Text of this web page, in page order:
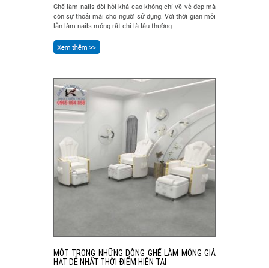
Ghế làm nails đòi hỏi khá cao không chỉ về vẻ đẹp mà
còn sự thoải mái cho người sử dụng. Với thời gian mỗi
lẫn làm nails móng rất chi là lâu thường...
MỘT TRONG NHỮNG DÒNG GHẾ LÀM MÓNG GIÁ
HẠT DẺ NHẤT THỜI ĐIỂM HIỆN TẠI